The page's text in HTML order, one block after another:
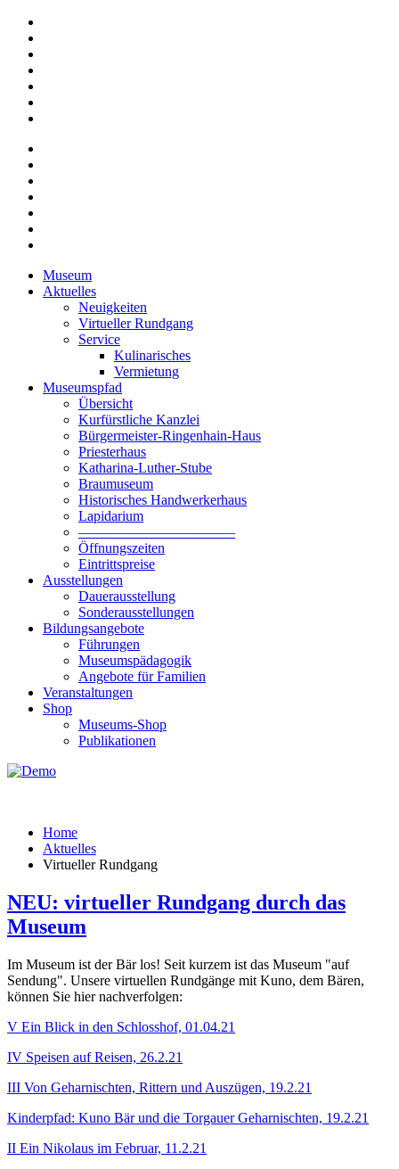
Museum
Aktuelles
Neuigkeiten
Virtueller Rundgang
Service
Kulinarisches
Vermietung
Museumspfad
Übersicht
Kurfürstliche Kanzlei
Bürgermeister-Ringenhain-Haus
Priesterhaus
Katharina-Luther-Stube
Braumuseum
Historisches Handwerkerhaus
Lapidarium
––––––––––––––––––––––
Öffnungszeiten
Eintrittspreise
Ausstellungen
Dauerausstellung
Sonderausstellungen
Bildungsangebote
Führungen
Museumspädagogik
Angebote für Familien
Veranstaltungen
Shop
Museums-Shop
Publikationen
Home
Aktuelles
Virtueller Rundgang
NEU: virtueller Rundgang durch das
Museum
Im Museum ist der Bär los! Seit kurzem ist das Museum "auf
Sendung". Unsere virtuellen Rundgänge mit Kuno, dem Bären,
können Sie hier nachverfolgen:
V Ein Blick in den Schlosshof, 01.04.21
IV Speisen auf Reisen, 26.2.21
III Von Geharnischten, Rittern und Auszügen, 19.2.21
Kinderpfad: Kuno Bär und die Torgauer Geharnischten, 19.2.21
II Ein Nikolaus im Februar, 11.2.21